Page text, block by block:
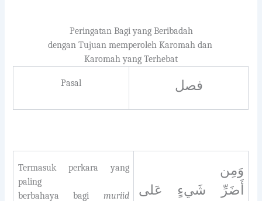
Peringatan Bagi yang Beribadah
dengan Tujuan memperoleh Karomah dan
Karomah yang Terhebat
Pasal فصل
Termasuk perkara yang
paling
berbahaya bagimuriid
وَمِن
أَضَرِّ شَيءٍ عَلى